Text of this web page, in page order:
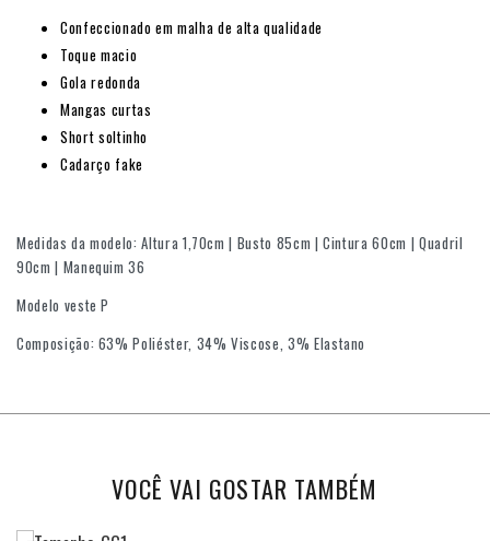
Confeccionado em malha de alta qualidade
Toque macio
Gola redonda
Mangas curtas
Short soltinho
Cadarço fake
Medidas da modelo: Altura 1,70cm | Busto 85cm | Cintura 60cm | Quadril
90cm | Manequim 36
Modelo veste P
Composição: 63% Poliéster, 34% Viscose, 3% Elastano
VOCÊ VAI GOSTAR TAMBÉM